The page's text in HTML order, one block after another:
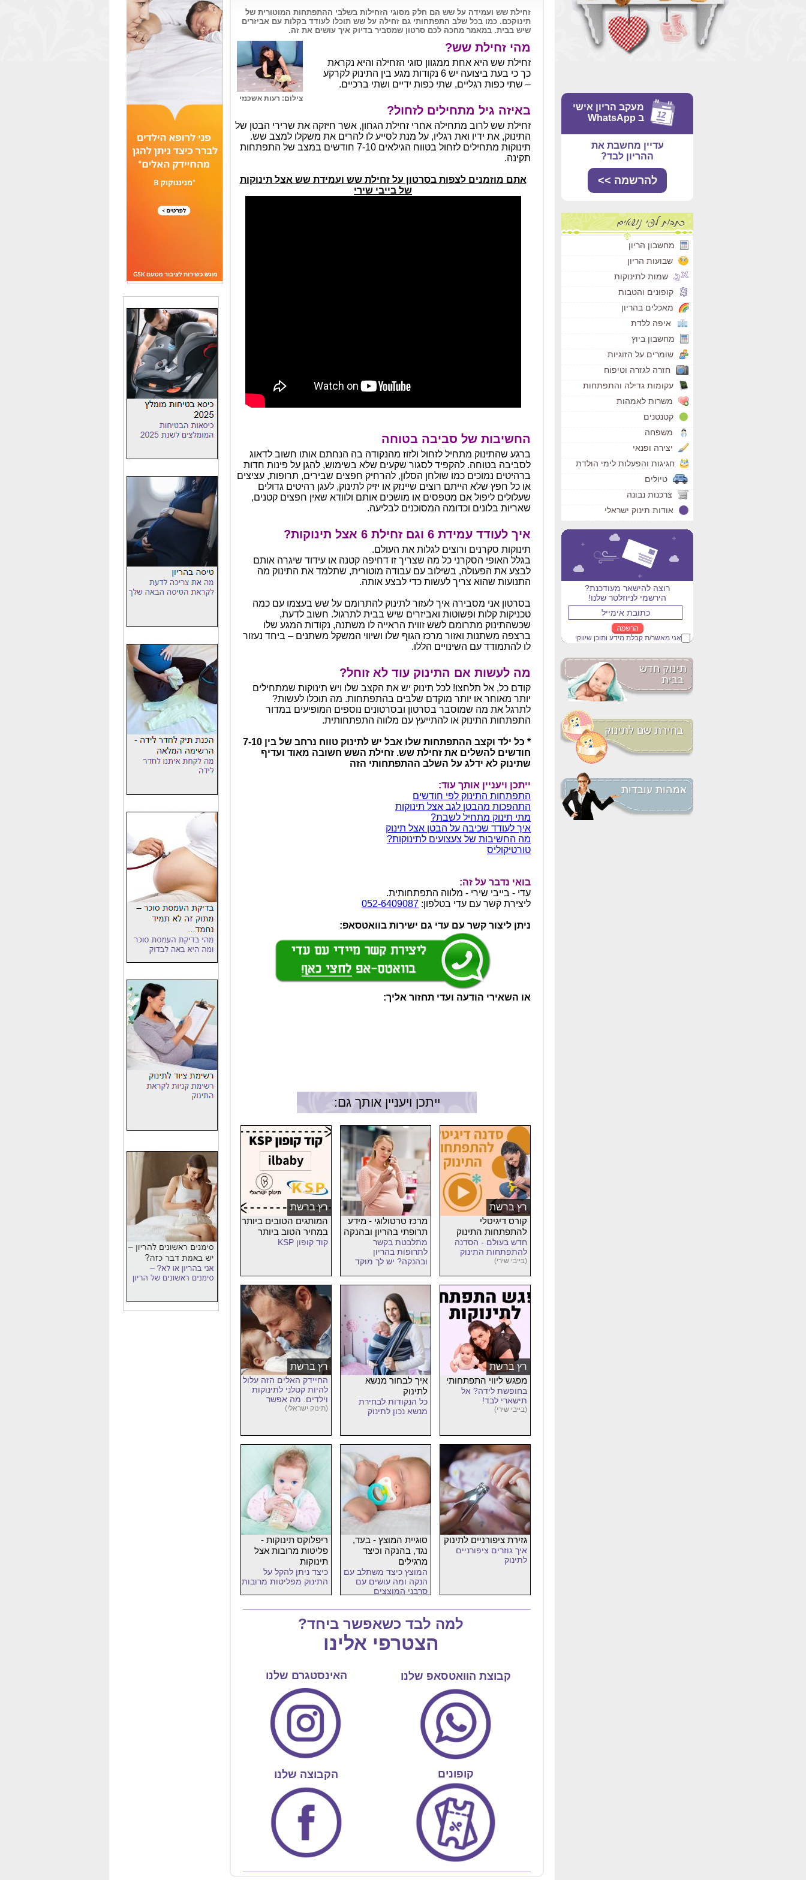
מעקב הריון אישי
ב WhatsApp
עדיין מחשבת את
ההריון לבד?
להרשמה >>
מחשבון הריון
שבועות הריון
שמות לתינוקות
קופונים והטבות
מאכלים בהריון
איפה ללדת
מחשבון ביוץ
שומרים על הזוגיות
חזרה לגזרה וטיפוח
עקומות גדילה והתפתחות
משרות לאמהות
קטנטנים
משפחה
יצירה ופנאי
חגיגות והפעלות לימי הולדת
טיולים
צרכנות נבונה
אודות תינוק ישראלי
רוצה להישאר מעודכנת?
הירשמי לניוזלטר שלנו!
אני מאשר/ת קבלת מידע ותוכן שיווקי
זחילת שש ועמידה על שש הם חלק מסוגי הזחילות בשלבי ההתפתחות המוטורית של
תינוקכם. כמו בכל שלב התפתחותי גם זחילה על שש תוכלו לעודד בקלות עם אביזרים
שיש בבית. במאמר מחכה לכם סרטון שמסביר בדיוק איך עושים את זה.
צילום: רעות אשכנזי
מהי זחילת שש?
זחילת שש היא אחת ממגוון סוגי הזחילה והיא נקראת
כך כי בעת ביצועה יש 6 נקודות מגע בין התינוק לקרקע
– שתי כפות רגליים, שתי כפות ידיים ושתי ברכיים.
באיזה גיל מתחילים לזחול?
זחילת שש לרוב מתחילה אחרי זחילת הגחון, אשר חיזקה את שרירי הבטן של
התינוק, את ידיו ואת רגליו, על מנת לסייע לו להרים את משקלו למצב שש.
תינוקות מתחילים לזחול בטווח הגילאים 7-10 חודשים במצב של התפתחות
תקינה.
אתם מוזמנים לצפות בסרטון על זחילת שש ועמידת שש אצל תינוקות
של בייבי שירי
החשיבות של סביבה בטוחה
ברגע שהתינוק מתחיל לזחול ולזוז מהנקודה בה הנחתם אותו חשוב לדאוג
לסביבה בטוחה. להקפיד לסגור שקעים שלא בשימוש, להגן על פינות חדות
ברהיטים נמוכים כמו שולחן הסלון, להרחיק חפצים שבירים, תרופות, עציצים
או כל חפץ שלא הייתם רוצים שיינזק או יזיק לתינוק, לעגן רהיטים גדולים
שעלולים ליפול אם מטפסים או מושכים אותם ולוודא שאין חפצים קטנים,
שאריות בלונים וכדומה המסוכנים לבליעה.
איך לעודד עמידת 6 וגם זחילת 6 אצל תינוקות?
תינוקות סקרנים ורוצים לגלות את העולם.
בגלל האופי הסקרני כל מה שצריך זו דחיפה קטנה או עידוד שיגרה אותם
לבצע את הפעולה, בשילוב עם עבודה מוטורית, שתלמד את התינוק מה
התנועות שהוא צריך לעשות כדי לבצע אותה.
בסרטון אני מסבירה איך לעזור לתינוק להתרומם על שש בעצמו עם כמה
טכניקות קלות ופשוטות ואביזרים שיש בבית לתרגול. חשוב לדעת,
שכשהתינוק מתרומם לשש זווית הראייה לו משתנה, נקודות המגע שלו
ברצפה משתנות ואזור מרכז הגוף שלו ושיווי המשקל משתנים – ביחד נעזור
לו להתמודד עם השינויים הללו.
מה לעשות אם התינוק עוד לא זוחל?
קודם כל, אל תלחצו! לכל תינוק יש את הקצב שלו ויש תינוקות שמתחילים
יותר מאוחר או יותר מוקדם שלבים בהתפתחות. מה תוכלו לעשות?
לתרגל את מה שמוסבר בסרטון ובסרטונים נוספים המופיעים במדור
התפתחות התינוק או להתייעץ עם מלווה התפתחותית.
* כל ילד וקצב ההתפתחות שלו אבל יש לתינוק טווח נרחב של בין 7-10
חודשים להשלים את זחילת שש. זחילת השש חשובה מאוד ועדיף
שתינוק לא ידלג על השלב ההתפתחותי הזה
ייתכן ויעניין אותך עוד:
התפתחות התינוק לפי חודשים
התהפכות מהבטן לגב אצל תינוקות
מתי תינוק מתחיל לשבת?
איך לעודד שכיבה על הבטן אצל תינוק
מה החשיבות של צעצועים לתינוקות?
טורטיקוליס
בואי נדבר על זה:
עדי - בייבי שירי - מלווה התפתחותית.
ליצירת קשר עם עדי בטלפון: 052-6409087
ניתן ליצור קשר עם עדי גם ישירות בוואטסאפ:
או השאירי הודעה ועדי תחזור אליך:
ייתכן ויעניין אותך גם:
רץ ברשת
קורס דיגיטלי
להתפתחות התינוק
חדש בעולם - הסדנה
להתפתחות התינוק
(בייבי שירי)
מרכז טרטולוגי - מידע
תרופתי בהריון ובהנקה
מתלבטת בקשר
לתרופות בהריון
ובהנקה? יש לך מוקד
רץ ברשת
המותגים הטובים ביותר
במחיר הטוב ביותר
קוד קופון KSP
רץ ברשת
מפגש ליווי התפתחותי
בחופשת לידה? אל
תישארי לבד!
(בייבי שירי)
איך לבחור מנשא
לתינוק
כל הנקודות לבחירת
מנשא נכון לתינוק
רץ ברשת
החיידק האלים הזה עלול
להיות קטלני לתינוקות
וילדים. מה אפשר
לעשות?
(תינוק ישראלי)
גזירת ציפורניים לתינוק
איך גוזרים ציפורניים
לתינוק
סוגיית המוצץ - בעד,
נגד, בהנקה וכיצד
מרגילים
המוצץ כיצד משתלב עם
הנקה ומה עושים עם
סרבני המוצצים
ריפלוקס תינוקות -
פליטות מרובות אצל
תינוקות
כיצד ניתן להקל על
התינוק מפליטות מרובות
למה לבד כשאפשר ביחד?
הצטרפי אלינו
קבוצת הוואטסאפ שלנו האינסטגרם שלנו
קופונים הקבוצה שלנו